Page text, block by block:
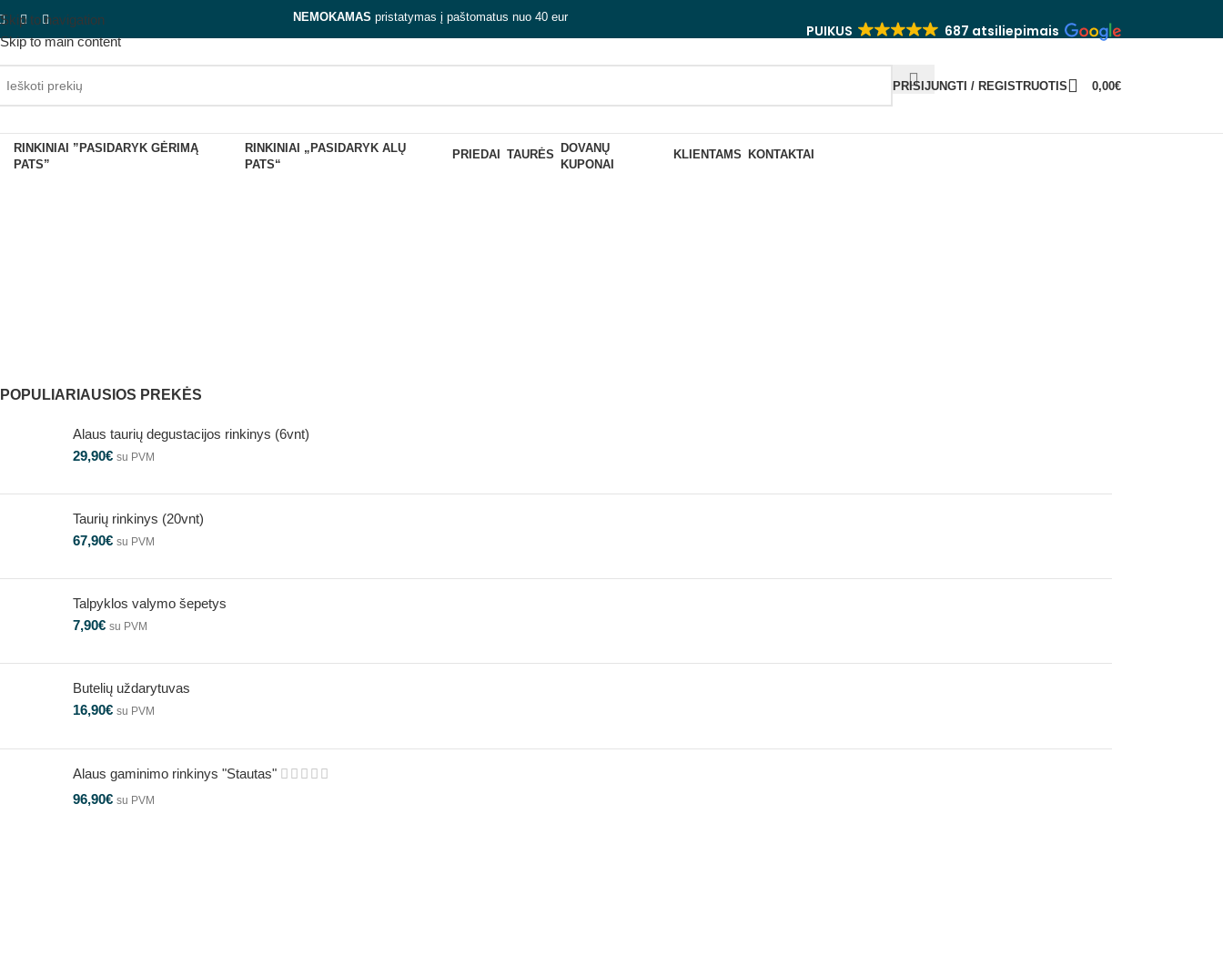
Skip to navigation
Skip to main content
NEMOKAMAS pristatymas į paštomatus nuo 40 eur
PUIKUS 687 atsiliepimais
PRISIJUNGTI / REGISTRUOTIS 0,00€
RINKINIAI ”PASIDARYK GĖRIMĄ
PATS”
RINKINIAI „PASIDARYK ALŲ
PATS“
PRIEDAI TAURĖS
DOVANŲ
KUPONAI
KLIENTAMS KONTAKTAI
Metinių proga dovana vyrui
POPULIARIAUSIOS PREKĖS
Alaus taurių degustacijos rinkinys (6vnt)
29,90€ su PVM
Taurių rinkinys (20vnt)
67,90€ su PVM
Talpyklos valymo šepetys
7,90€ su PVM
Butelių uždarytuvas
16,90€ su PVM
Alaus gaminimo rinkinys "Stautas"
96,90€ su PVM